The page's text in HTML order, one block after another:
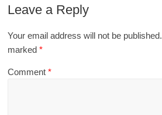
Leave a Reply
Your email address will not be published.
marked*
Comment*